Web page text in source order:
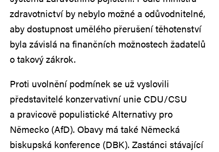
zdravotnictví by nebylo možné a odůvodnitelné,
aby dostupnost umělého přerušení těhotenství
byla závislá na finančních možnostech žadatelů
o takový zákrok.
Proti uvolnění podmínek se už vyslovili
představitelé konzervativní unie CDU/CSU
a pravicově populistické Alternativy pro
Německo (AfD). Obavy má také Německá
biskupská konference (DBK). Zastánci stávající